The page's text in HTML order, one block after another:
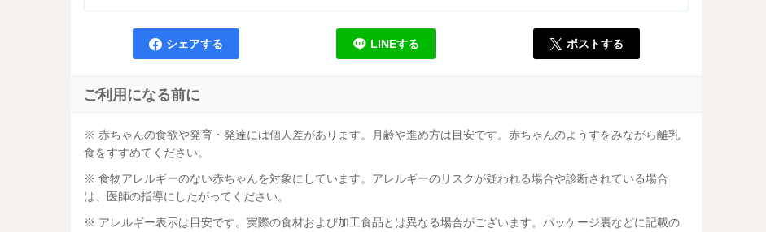
シェアする LINEする ポストする
ご利用になる前に
※ 赤ちゃんの食欲や発育・発達には個人差があります。月齢や進め方は目安です。赤ちゃんのようすをみながら離乳
食をすすめてください。
※ 食物アレルギーのない赤ちゃんを対象にしています。アレルギーのリスクが疑われる場合や診断されている場合
は、医師の指導にしたがってください。
※ アレルギー表示は目安です。実際の食材および加工食品とは異なる場合がございます。パッケージ裏などに記載の